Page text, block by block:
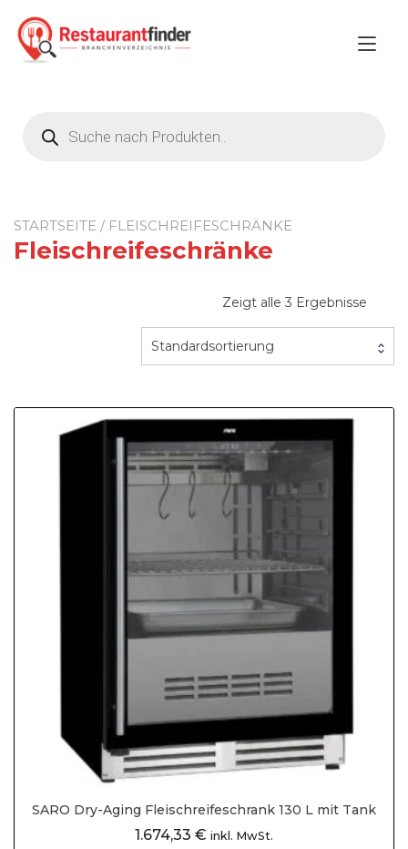
Inhalt
springen
STARTSEITE / FLEISCHREIFESCHRÄNKE
Fleischreifeschränke
Zeigt alle 3 Ergebnisse
Standardsortierung
SARO Dry-Aging Fleischreifeschrank 130 L mit Tank
1.674,33 € inkl. MwSt.
search